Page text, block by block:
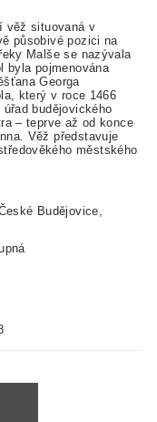
věž situovaná v
působivé pozici na
Malše se nazývala
byla pojmenována
Georga
který v roce 1466
budějovického
– teprve až od konce
Věž představuje
městského
Budějovice,